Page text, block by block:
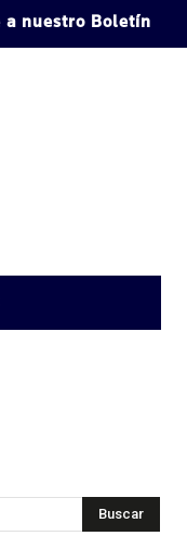
a nuestro Boletín
Buscar